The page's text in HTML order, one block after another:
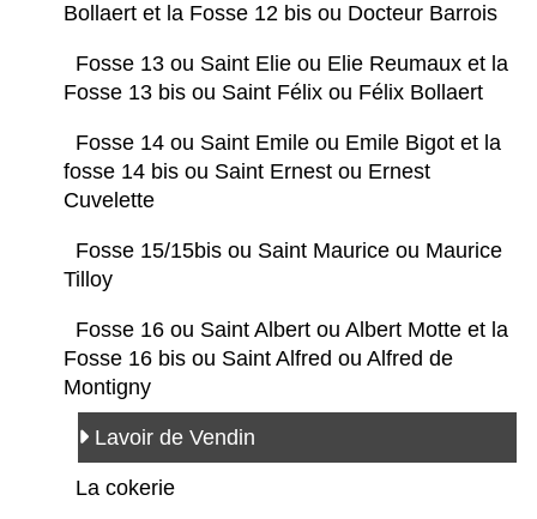
Bollaert et la Fosse 12 bis ou Docteur Barrois
Fosse 13 ou Saint Elie ou Elie Reumaux et la
Fosse 13 bis ou Saint Félix ou Félix Bollaert
Fosse 14 ou Saint Emile ou Emile Bigot et la
fosse 14 bis ou Saint Ernest ou Ernest
Cuvelette
Fosse 15/15bis ou Saint Maurice ou Maurice
Tilloy
Fosse 16 ou Saint Albert ou Albert Motte et la
Fosse 16 bis ou Saint Alfred ou Alfred de
Montigny
Lavoir de Vendin
La cokerie